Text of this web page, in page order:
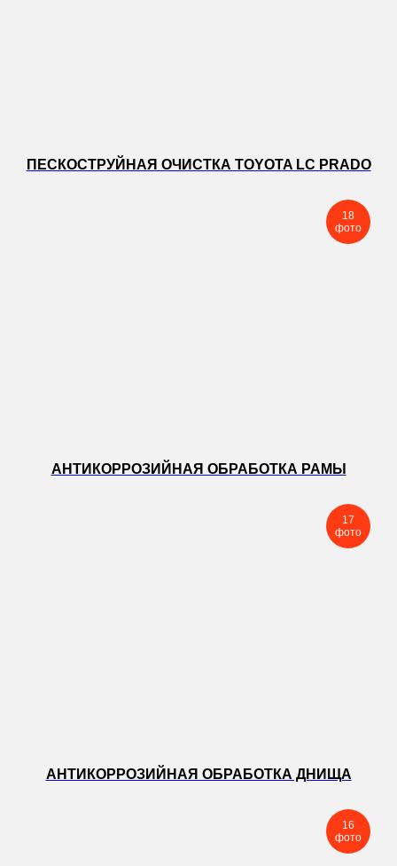
ПЕСКОСТРУЙНАЯ ОЧИСТКА TOYOTA LC PRADO
18
фото
АНТИКОРРОЗИЙНАЯ ОБРАБОТКА РАМЫ
17
фото
АНТИКОРРОЗИЙНАЯ ОБРАБОТКА ДНИЩА
16
фото